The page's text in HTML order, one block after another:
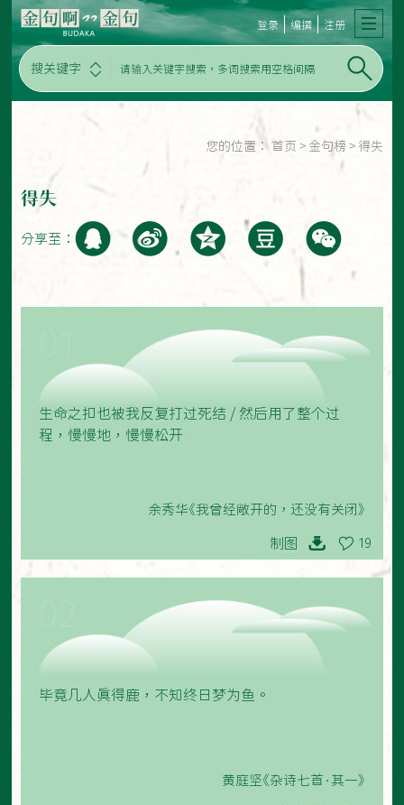
搜关键字
登录 编撰 注册
您的位置： 首页 > 金句榜 > 得失
得失
分享至：
生命之扣也被我反复打过死结 / 然后用了整个过
程，慢慢地，慢慢松开
余秀华《我曾经敞开的，还没有关闭》
制图 19
毕竟几人真得鹿，不知终日梦为鱼。
黄庭坚《杂诗七首·其一》